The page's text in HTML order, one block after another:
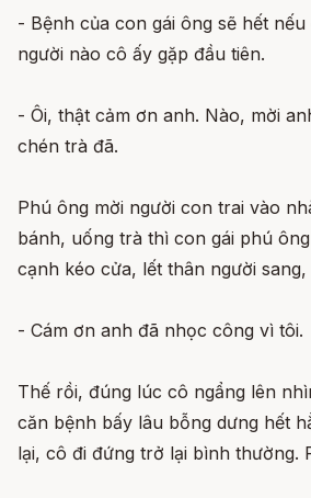
- Bệnh của con gái ông sẽ hết
người nào cô ấy gặp đầu tiên.
- Ôi, thật cảm ơn anh. Nào, mời
chén trà đã.
Phú ông mời người con trai vào
bánh, uống trà thì con gái phú
cạnh kéo cửa, lết thân người
- Cám ơn anh đã nhọc công vì tôi.
Thế rồi, đúng lúc cô ngẩng lên
căn bệnh bấy lâu bỗng dưng hết
lại, cô đi đứng trở lại bình thường.